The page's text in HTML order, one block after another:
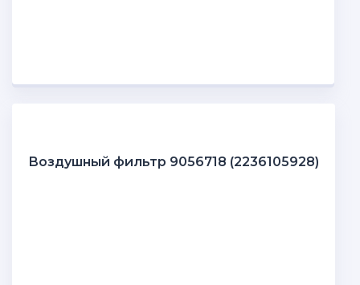
Воздушный фильтр 9056718 (2236105928)